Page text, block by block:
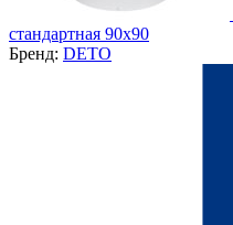
стандартная 90х90
Бренд: DETO